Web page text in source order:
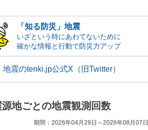
「知る防災」地震
いざという時にあわてないために
確かな情報と行動で防災力アップ
地震のtenki.jp公式X（旧Twitter）
源地ごとの地震観測回数
期間：2026年04月29日～2026年08月07日